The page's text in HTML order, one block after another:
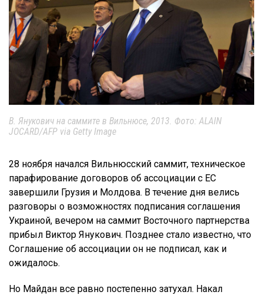
В. Янукович на саммите в Вильнюсе, 2013. Фото: ALAIN
JOCARD/AFP via Getty Image
28 ноября начался Вильнюсский саммит, техническое
парафирование договоров об ассоциации с ЕС
завершили Грузия и Молдова. В течение дня велись
разговоры о возможностях подписания соглашения
Украиной, вечером на саммит Восточного партнерства
прибыл Виктор Янукович. Позднее стало известно, что
Соглашение об ассоциации он не подписал, как и
ожидалось.
Но Майдан все равно постепенно затухал. Накал